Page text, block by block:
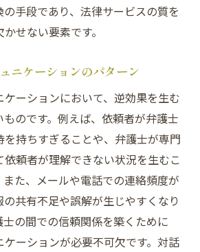
手段であり、法律サービスの質を
せない要素です。
ニケーションのパターン
ーションにおいて、逆効果を生む
のです。例えば、依頼者が弁護士
を持ちすぎることや、弁護士が専門
頼者が理解できない状況を生むこ
また、メールや電話での連絡頻度が
共有不足や誤解が生じやすくなり
士の間での信頼関係を築くために
ーションが必要不可欠です。対話